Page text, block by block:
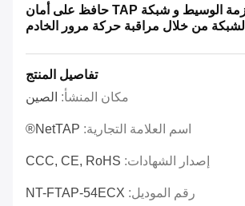
شبكة حلحزمة الوسيط و شبكة TAP حافظ على أمان
الشبكة من خلال مراقبة حركة مرور الخادم
تفاصيل المنتج
مكان المنشأ: الصين
اسم العلامة التجارية: NetTAP®
إصدار الشهادات: CCC, CE, RoHS
رقم الموديل: NT-FTAP-54ECX